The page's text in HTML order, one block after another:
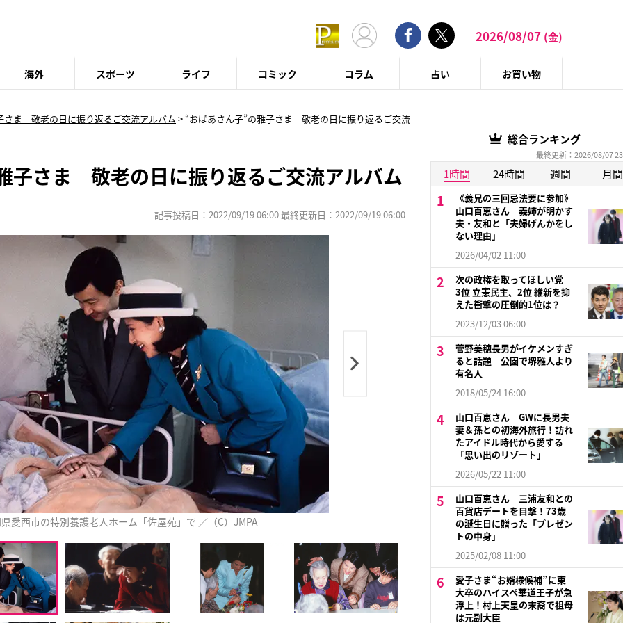
2026/08/07 (金)
海外 スポーツ ライフ コミック コラム 占い お買い物
さま 敬老の日に振り返るご交流アルバム >“おばあさん子”の雅子さま 敬老の日に振り返るご交流
子さま 敬老の日に振り返るご交流アルバム
記事投稿日：2022/09/19 06:00 最終更新日：2022/09/19 06:00
愛西市の特別養護老人ホーム「佐屋苑」で ／（C）JMPA
総合ランキング
最終更新：2026/08/07
1時間 24時間 週間 月間
《義兄の三回忌法要に参加》
山口百恵さん 義姉が明かす
夫・友和と「夫婦げんかをし
ない理由」
2026/04/02 11:00
次の政権を取ってほしい党
3位 立憲民主、2位 維新を抑
えた衝撃の圧倒的1位は？
2023/12/03 06:00
菅野美穂長男がイケメンすぎ
ると話題 公園で堺雅人より
有名人
2018/05/24 16:00
山口百恵さん GWに長男夫
妻＆孫との初海外旅行！訪れ
たアイドル時代から愛する
「思い出のリゾート」
2026/05/22 11:00
山口百恵さん 三浦友和との
百貨店デートを目撃！73歳
の誕生日に贈った「プレゼン
トの中身」
2025/02/08 11:00
愛子さま“お婿様候補”に東
大卒のハイスペ華道王子が急
浮上！村上天皇の末裔で祖母
は元副大臣